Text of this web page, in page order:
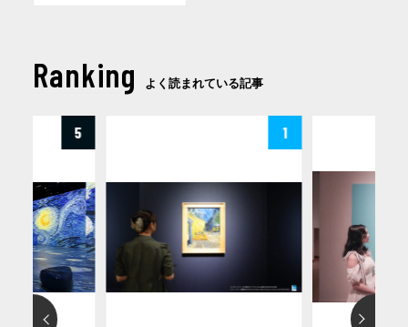
Ranking よく読まれている記事
5 1